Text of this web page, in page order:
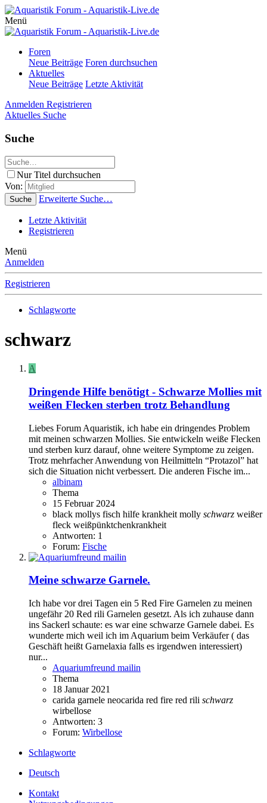
Menü
Foren
Neue Beiträge Foren durchsuchen
Aktuelles
Neue Beiträge Letzte Aktivität
Anmelden Registrieren
Aktuelles Suche
Suche
Nur Titel durchsuchen
Von:
Suche Erweiterte Suche…
Letzte Aktivität
Registrieren
Menü
Anmelden
Registrieren
Schlagworte
schwarz
A
Dringende Hilfe benötigt - Schwarze Mollies mit
weißen Flecken sterben trotz Behandlung
Liebes Forum Aquaristik, ich habe ein dringendes Problem
mit meinen schwarzen Mollies. Sie entwickeln weiße Flecken
und sterben kurz darauf, ohne weitere Symptome zu zeigen.
Trotz mehrfacher Anwendung von Heilmitteln “Protazol” hat
sich die Situation nicht verbessert. Die anderen Fische im...
albinam
Thema
15 Februar 2024
black mollys fisch hilfe krankheit molly schwarz weißer
fleck weißpünktchenkrankheit
Antworten: 1
Forum: Fische
Meine schwarze Garnele.
Ich habe vor drei Tagen ein 5 Red Fire Garnelen zu meinen
ungefähr 20 Red rili Garnelen gesetzt. Als ich zuhause dann
ins Sackerl schaute: es war eine schwarze Garnele dabei. Es
wunderte mich weil ich im Aquarium beim Verkäufer ( das
Geschäft heißt Garnelaxia falls es irgendwen interessiert)
nur...
Aquariumfreund mailin
Thema
18 Januar 2021
carida garnele neocarida red fire red rili schwarz
wirbellose
Antworten: 3
Forum: Wirbellose
Schlagworte
Deutsch
Kontakt